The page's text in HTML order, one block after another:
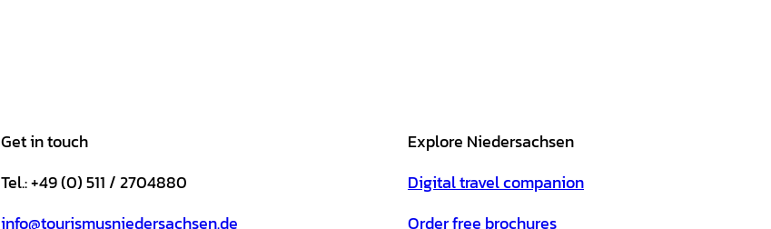
Get in touch
Tel.: +49 (0) 511 / 2704880
info@tourismusniedersachsen.de
Explore Niedersachsen
Digital travel companion
Order free brochures